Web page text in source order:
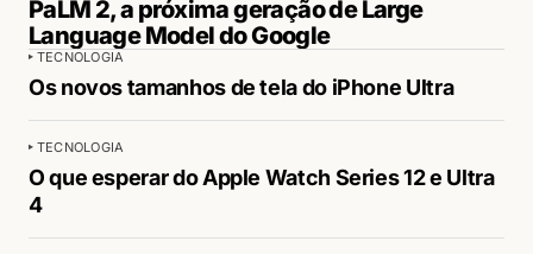
PaLM 2, a próxima geração de Large
Language Model do Google
TECNOLOGIA
Os novos tamanhos de tela do iPhone Ultra
TECNOLOGIA
O que esperar do Apple Watch Series 12 e Ultra
4